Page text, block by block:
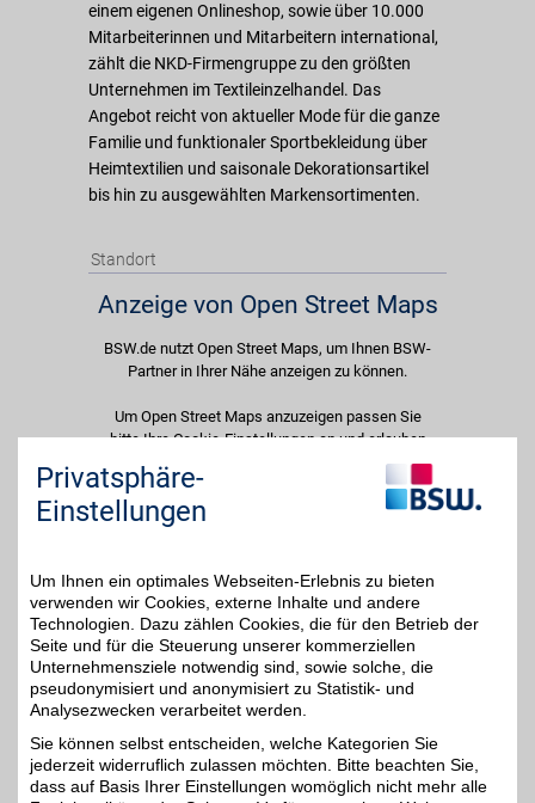
einem eigenen Onlineshop, sowie über 10.000
Mitarbeiterinnen und Mitarbeitern international,
zählt die NKD-Firmengruppe zu den größten
Unternehmen im Textileinzelhandel. Das
Angebot reicht von aktueller Mode für die ganze
Familie und funktionaler Sportbekleidung über
Heimtextilien und saisonale Dekorationsartikel
bis hin zu ausgewählten Markensortimenten.
Standort
Anzeige von Open Street Maps
BSW.de nutzt Open Street Maps, um Ihnen BSW-
Partner in Ihrer Nähe anzeigen zu können.
Um Open Street Maps anzuzeigen passen Sie
bitte Ihre Cookie-Einstellungen an und erlauben
Sie "Externe Inhalte". Diese Auswahl können Sie
jederzeit über die Cookie-Einstellungen im
unteren Seitenbereich ändern.
Adresse
Moskauer Platz 20
99091 Erfurt
Filialen in der Nähe
Privatsphäre-
Einstellungen
Um Ihnen ein optimales Webseiten-Erlebnis zu bieten
verwenden wir Cookies, externe Inhalte und andere
Technologien. Dazu zählen Cookies, die für den Betrieb der
Seite und für die Steuerung unserer kommerziellen
Unternehmensziele notwendig sind, sowie solche, die
pseudonymisiert und anonymisiert zu Statistik- und
Analysezwecken verarbeitet werden.
Sie können selbst entscheiden, welche Kategorien Sie
jederzeit widerruflich zulassen möchten. Bitte beachten Sie,
dass auf Basis Ihrer Einstellungen womöglich nicht mehr alle